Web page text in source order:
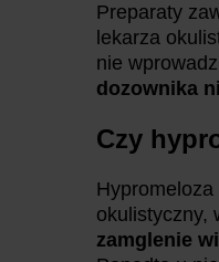
Preparaty
lekarza
nie
dozownika
Czy
okulistyczny,
zamglenie